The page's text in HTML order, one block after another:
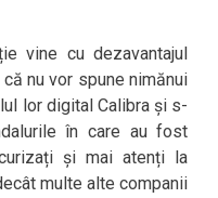
vine cu dezavantajul
nu vor spune nimănui
lor digital Calibra și s-
în care au fost
și mai atenți la
multe alte companii